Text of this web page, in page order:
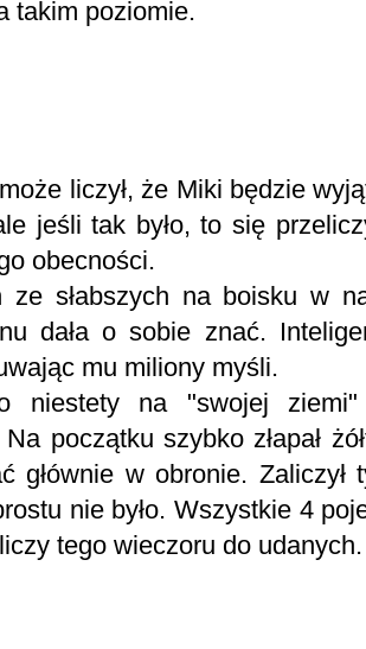
takim poziomie.
liczył, że Miki będzie
jeśli tak było, to się
obecności.
ze słabszych na boisku w
dała o sobie znać.
mu miliony myśli.
niestety na "swojej
początku szybko złapał
głównie w obronie.
nie było. Wszystkie 4
tego wieczoru do udanych.